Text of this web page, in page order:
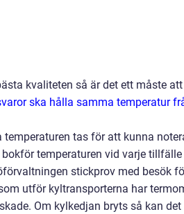
kvaliteten så är det ett måste
ska hålla samma temperatur
temperaturen tas för att kunna
temperaturen vid varje
stickprov med besök
utför kyltransporterna har
Om kylkedjan bryts så kan